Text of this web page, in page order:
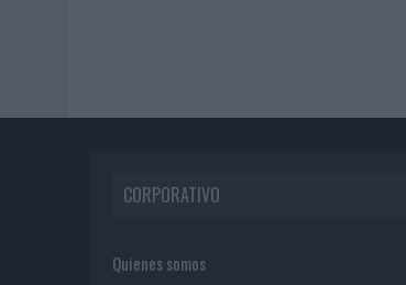
CORPORATIVO
Quienes somos